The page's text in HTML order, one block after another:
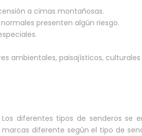
a cimas montañosas.
presenten algún riesgo.
ambientales, paisajísticos,
Los diferentes tipos de senderos se
marcas diferente según el tipo de